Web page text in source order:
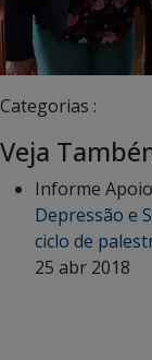
Categorias :
Veja
Informe
Depressão e
ciclo de
25 abr 2018